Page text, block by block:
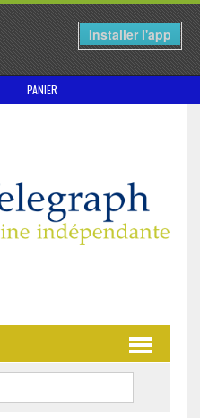
Installer l'app
PANIER